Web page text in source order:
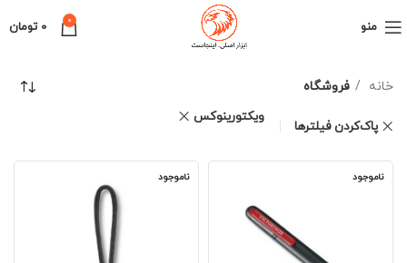
منو 0
0 تومان
خانه فروشگاه
پاک‌کردن فیلترها
ویکتورینوکس
ناموجود ناموجود